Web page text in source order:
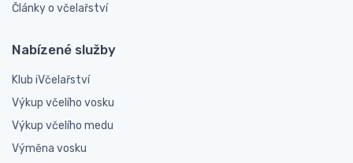
Články o včelařství
Nabízené služby
Klub iVčelařství
Výkup včelího vosku
Výkup včelího medu
Výměna vosku